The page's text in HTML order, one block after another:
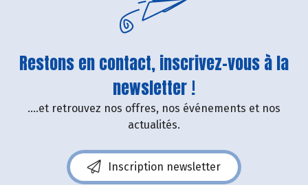
Restons en contact, inscrivez-vous à la
newsletter !
....et retrouvez nos offres, nos événements et nos
actualités.
Inscription newsletter